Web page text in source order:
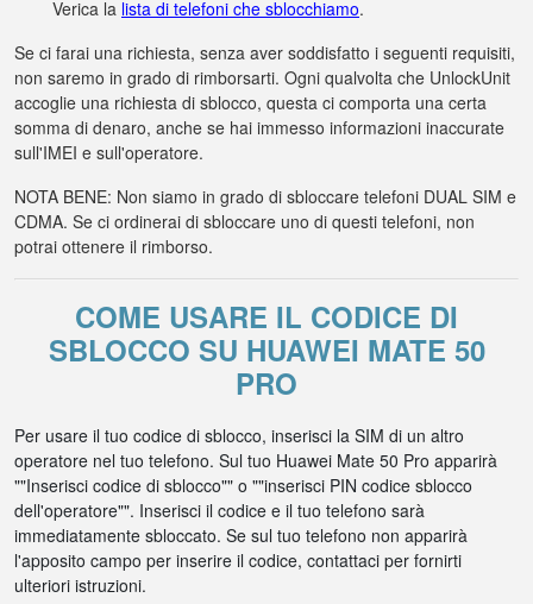
Verica la lista di telefoni che sblocchiamo.
Se ci farai una richiesta, senza aver soddisfatto i seguenti requisiti,
non saremo in grado di rimborsarti. Ogni qualvolta che UnlockUnit
accoglie una richiesta di sblocco, questa ci comporta una certa
somma di denaro, anche se hai immesso informazioni inaccurate
sull'IMEI e sull'operatore.
NOTA BENE: Non siamo in grado di sbloccare telefoni DUAL SIM e
CDMA. Se ci ordinerai di sbloccare uno di questi telefoni, non
potrai ottenere il rimborso.
COME USARE IL CODICE DI
SBLOCCO SU HUAWEI MATE 50
PRO
Per usare il tuo codice di sblocco, inserisci la SIM di un altro
operatore nel tuo telefono. Sul tuo Huawei Mate 50 Pro apparirà
""Inserisci codice di sblocco"" o ""inserisci PIN codice sblocco
dell'operatore"". Inserisci il codice e il tuo telefono sarà
immediatamente sbloccato. Se sul tuo telefono non apparirà
l'apposito campo per inserire il codice, contattaci per fornirti
ulteriori istruzioni.